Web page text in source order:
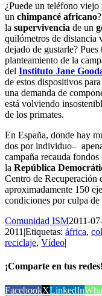
¿Puede un teléfono viejo
un chimpancé africano
la supervivencia de un
quilómetros de distancia
dejado de gustarle?
planteamiento de la
del Instituto Jane
de estos dispositivos
una demanda de
está volviendo
de los primates.
En España, donde hay
dos por individuo–
campaña recauda
la República
Centro de Recuperación
aproximadamente 150
condiciones por culpa de
Comunidad ISM2011-
2011 |Etiquetas: áfrica,
reciclaje, Vídeo|
¡Comparte en tus redes!
FacebookXLinkedIn